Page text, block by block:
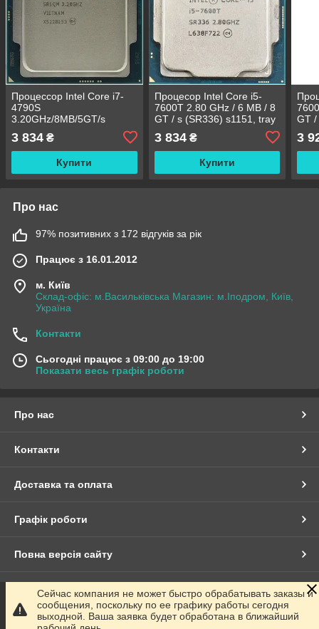
Процессор Intel Core i7-
4790S
3.20GHz/8MB/5GT/s
3 834 ₴
Купити
Процесор Intel Core i5-
7600T 2.80 GHz / 6 MB / 8
GT / s (SR336) s1151, tray
3 834₴
Купити
GT /
3
Про нас
97% позитивних з 172 відгуків за рік
Працює з 16.01.2012
м. Київ
Склад-офіс: м.Васильківська Магазин: м.Іподром, Київ,
Україна
Контакти
Сьогодні працює з 09:00 до 19:00
Показати весь графік роботи
Про нас
Контакти
Доставка та оплата
Графік роботи
Повна версія сайту
Сайт створено на маркетплейсі Prom.ua
Політика конфіденційності
Сейчас компания не может быстро обрабатывать заказы и
сообщения, поскольку по ее графику работы сегодня
выходной. Ваша заявка будет обработана в ближайший